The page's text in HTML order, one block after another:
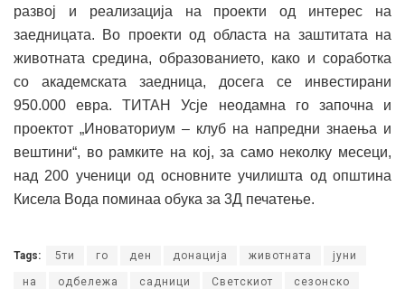
развој и реализација на проекти од интерес на
заедницата. Во проекти од областа на заштитата на
животната средина, образованието, како и соработка
со академската заедница, досега се инвестирани
950.000 евра. ТИТАН Усје неодамна го започна и
проектот „Иноваториум – клуб на напредни знаења и
вештини“, во рамките на кој, за само неколку месеци,
над 200 ученици од основните училишта од општина
Кисела Вода поминаа обука за 3Д печатење.
Tags: 5ти го ден донација животната јуни
на одбележа садници Светскиот сезонско